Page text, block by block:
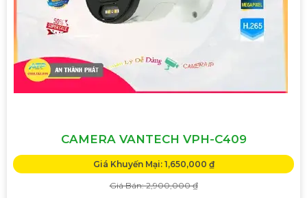
CAMERA VANTECH VPH-C409
Giá Khuyến Mại: 1,650,000 ₫
Giá Bán: 2,900,000 ₫